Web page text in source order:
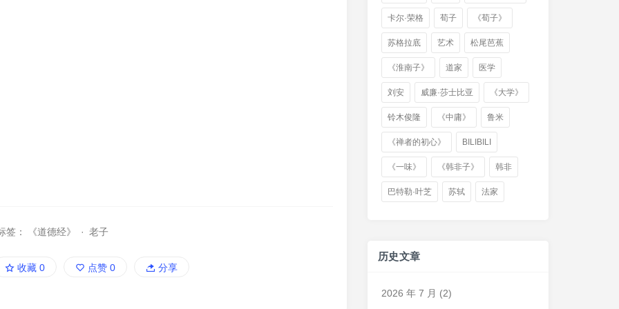
签： 《道德经》 · 老子
收藏0 点赞 0 分享
卡尔·荣格 荀子 《荀子》
苏格拉底 艺术 松尾芭蕉
《淮南子》 道家 医学
刘安 威廉·莎士比亚 《大学》
铃木俊隆 《中庸》 鲁米
《禅者的初心》 BILIBILI
《一味》 《韩非子》 韩非
巴特勒·叶芝 苏轼 法家
历史文章
2026 年 7 月 (2)